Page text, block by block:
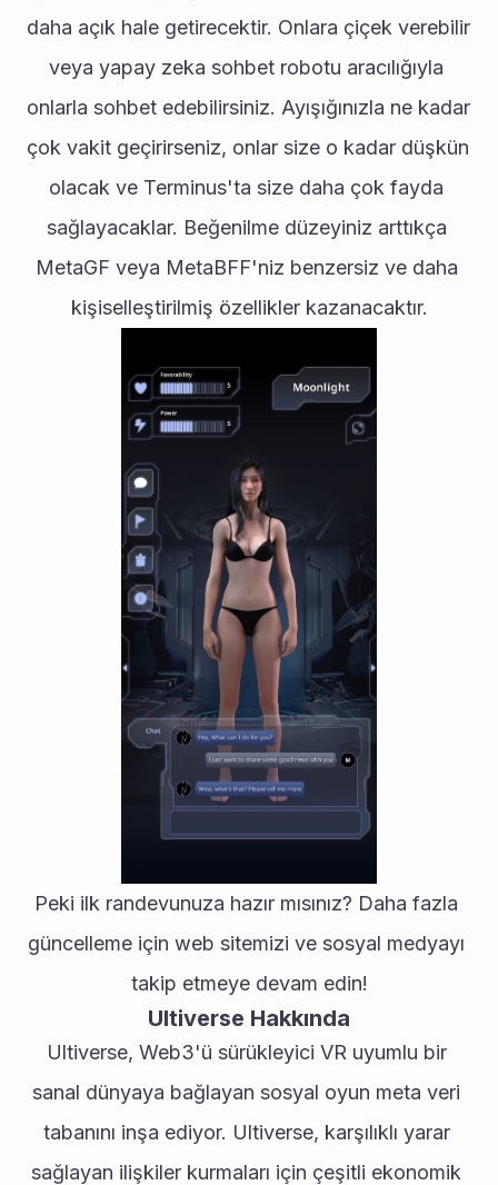
daha açık hale getirecektir. Onlara çiçek verebilir
veya yapay zeka sohbet robotu aracılığıyla
onlarla sohbet edebilirsiniz. Ayışığınızla ne kadar
çok vakit geçirirseniz, onlar size o kadar düşkün
olacak ve Terminus'ta size daha çok fayda
sağlayacaklar. Beğenilme düzeyiniz arttıkça
MetaGF veya MetaBFF'niz benzersiz ve daha
kişiselleştirilmiş özellikler kazanacaktır.
Peki ilk randevunuza hazır mısınız? Daha fazla
güncelleme için web sitemizi ve sosyal medyayı
takip etmeye devam edin!
Ultiverse Hakkında
Ultiverse, Web3'ü sürükleyici VR uyumlu bir
sanal dünyaya bağlayan sosyal oyun meta veri
tabanını inşa ediyor. Ultiverse, karşılıklı yarar
sağlayan ilişkiler kurmaları için çeşitli ekonomik